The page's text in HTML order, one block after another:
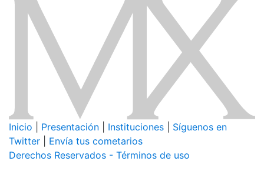
Inicio Presentación Instituciones
Síguenos en
Twitter
Envía tus cometarios
Derechos Reservados - Términos de uso